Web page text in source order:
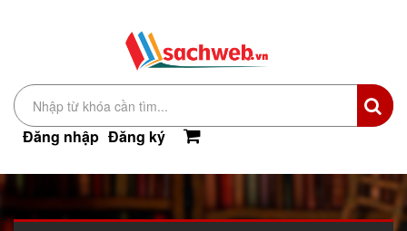
Đăng nhập Đăng ký